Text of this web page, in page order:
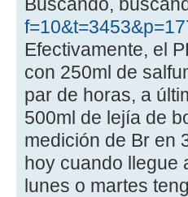
Efectivamente, el
con 250ml de
par de horas, a
500ml de lejía de
medición de Br en
hoy cuando llegue
lunes o martes